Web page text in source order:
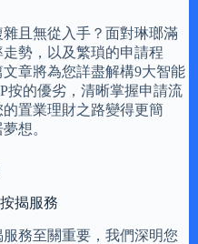
且無從入手？面對琳瑯滿
勢，以及繁瑣的申請程
章將為您詳盡解構9大智能
按的優劣，清晰掌握申請流
置業理財之路變得更簡
想。
揭服務
務至關重要，我們深明您